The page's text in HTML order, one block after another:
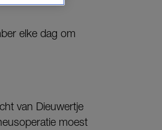
elke dag om
van Dieuwertje
moest